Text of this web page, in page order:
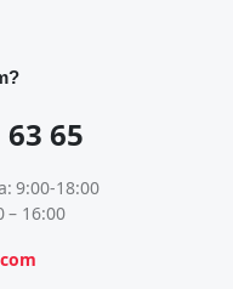
65
9:00-18:00
– 16:00